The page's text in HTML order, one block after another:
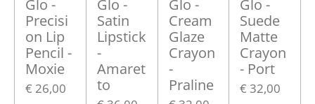
Glo -
Precisi
on Lip
Pencil -
Moxie
€ 26,00
Glo -
Satin
Lipstick
-
Amaret
to
Glo -
Cream
Glaze
Crayon
-
Praline
Glo -
Suede
Matte
Crayon
- Port
€ 32,00